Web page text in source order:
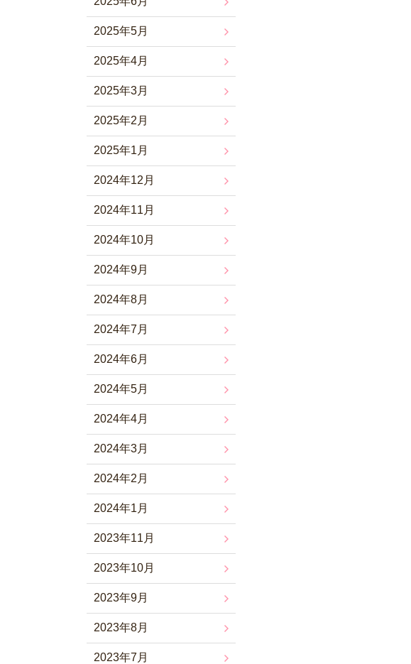
2025年5月
2025年4月
2025年3月
2025年2月
2025年1月
2024年12月
2024年11月
2024年10月
2024年9月
2024年8月
2024年7月
2024年6月
2024年5月
2024年4月
2024年3月
2024年2月
2024年1月
2023年11月
2023年10月
2023年9月
2023年8月
2023年7月